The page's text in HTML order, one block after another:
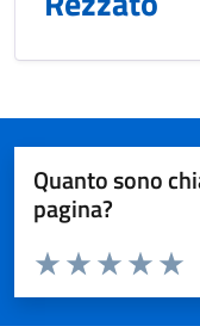
Quanto sono
pagina?
Valuta da 1 a 5 stelle la
Valuta 4
Valuta 3
Valuta 2 stelle
Valuta 1 stelle su 5